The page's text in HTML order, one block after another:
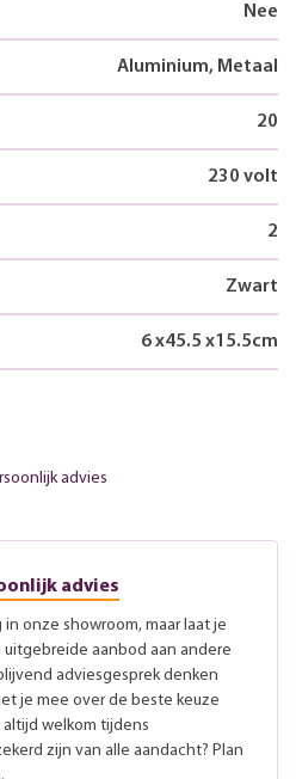
Nee
Aluminium, Metaal
20
230 volt
2
Zwart
6x45.5 x15.5cm
advies
advies
onze showroom, maar laat je
aanbod aan andere
adviesgesprek denken
je mee over de beste keuze
welkom tijdens
zijn van alle aandacht? Plan